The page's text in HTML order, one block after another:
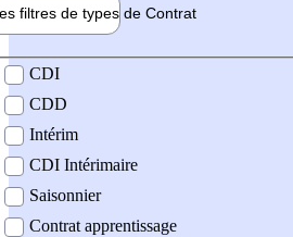
filtres de types de Contrat
contrat
CDI
CDD
Intérim
CDI Intérimaire
Saisonnier
Contrat apprentissage